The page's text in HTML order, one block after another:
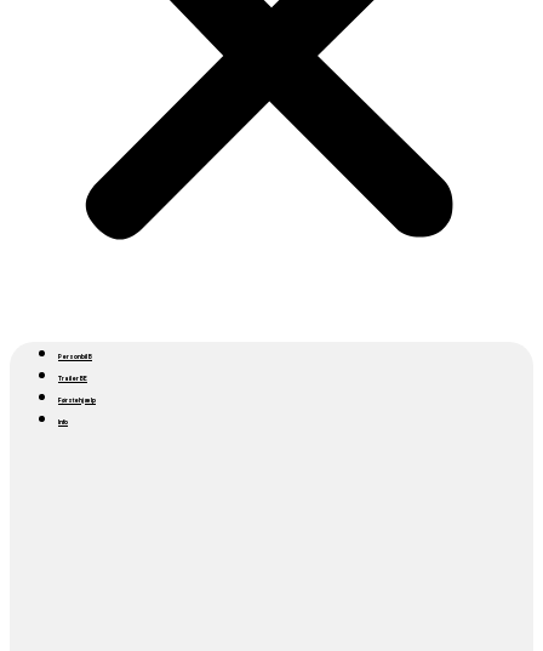
Personbil B
Trailer BE
Førstehjælp
Info